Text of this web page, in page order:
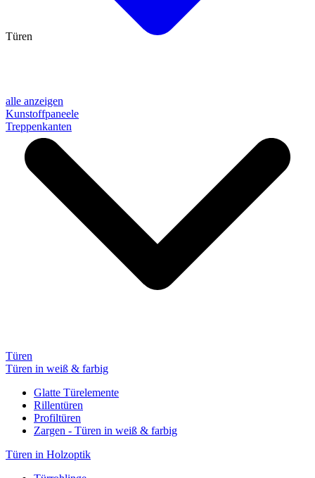
alle anzeigen
Kunstoffpaneele
Treppenkanten
Türen
Türen
Türen in weiß & farbig
Glatte Türelemente
Rillentüren
Profiltüren
Zargen - Türen in weiß & farbig
Türen in Holzoptik